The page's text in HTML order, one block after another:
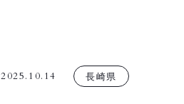
2025.10.14 長崎県